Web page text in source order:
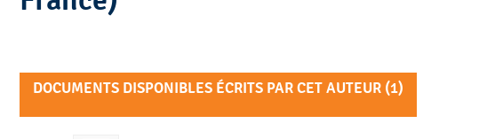
DOCUMENTS DISPONIBLES ÉCRITS PAR CET AUTEUR (1)